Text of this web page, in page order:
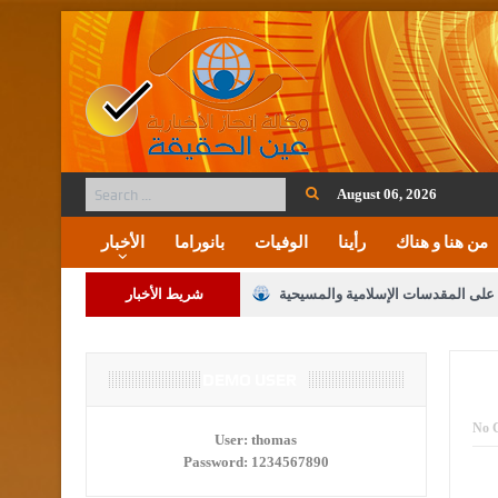
August 06, 2026
الأخبار بانوراما الوفيات رأينا من هنا و هناك
شريط الأخبار على المقدسات الإسلامية والمسيحية
على شراكة فاعلة مع الإعلام
يلتقي مجموعة من رفاق السلاح
فريحات.. مبارك وبكم تزهو المناصب
No
User: thomas
Password: 1234567890